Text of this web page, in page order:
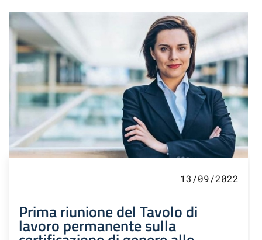
13/09/2022
Prima riunione del Tavolo di
lavoro permanente sulla